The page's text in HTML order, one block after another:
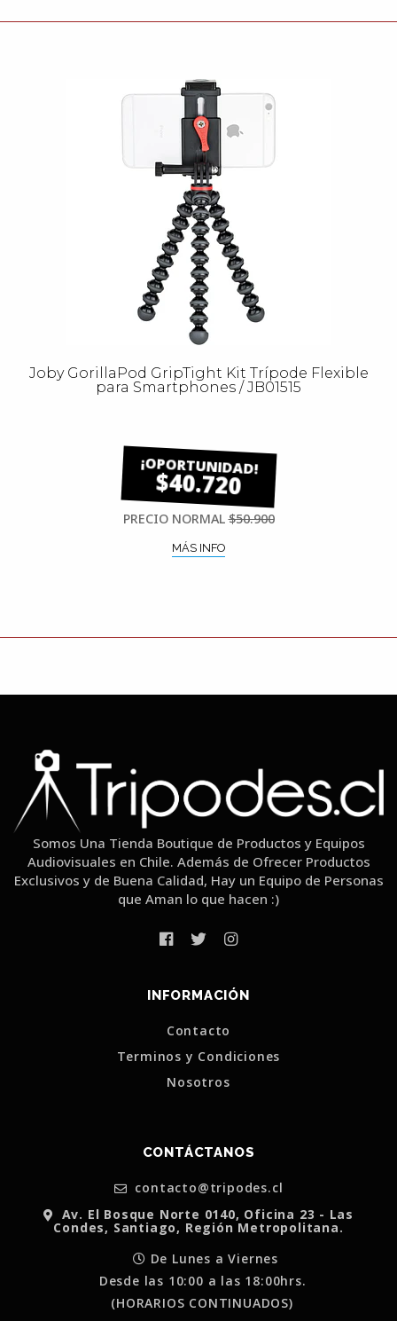
Joby GorillaPod GripTight Kit Trípode Flexible
para Smartphones / JB01515
$40.720
PRECIO NORMAL$50.900
MÁS INFO
Somos Una Tienda Boutique de Productos y Equipos
Audiovisuales en Chile. Además de Ofrecer Productos
Exclusivos y de Buena Calidad, Hay un Equipo de Personas
que Aman lo que hacen :)
INFORMACIÓN
Contacto
Terminos y Condiciones
Nosotros
CONTÁCTANOS
contacto@tripodes.cl
Av. El Bosque Norte 0140, Oficina 23 - Las
Condes, Santiago, Región Metropolitana.
De Lunes a Viernes
Desde las 10:00 a las 18:00hrs.
(HORARIOS CONTINUADOS)